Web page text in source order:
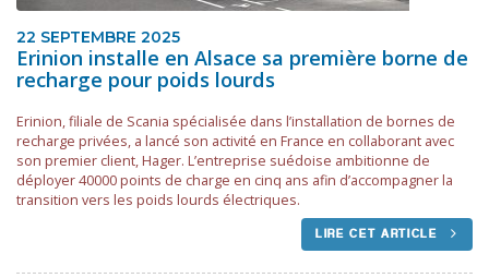
22 SEPTEMBRE 2025
Erinion installe en Alsace sa première borne de
recharge pour poids lourds
Erinion, filiale de Scania spécialisée dans l’installation de bornes de
recharge privées, a lancé son activité en France en collaborant avec
son premier client, Hager. L’entreprise suédoise ambitionne de
déployer 40000 points de charge en cinq ans afin d’accompagner la
transition vers les poids lourds électriques.
LIRE CET ARTICLE